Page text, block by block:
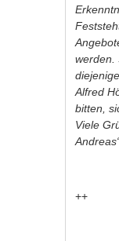
werden.
Alfred
bitten,
Viele
++